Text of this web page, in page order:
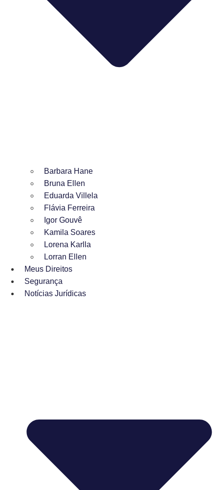
Barbara Hane
Bruna Ellen
Eduarda Villela
Flávia Ferreira
Igor Gouvê
Kamila Soares
Lorena Karlla
Lorran Ellen
Meus Direitos
Segurança
Notícias Jurídicas